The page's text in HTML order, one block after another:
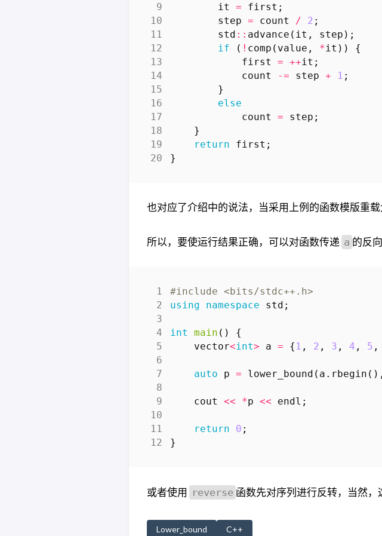
it
= first ;
step = count / 2 ;
std :: advance ( it , step );
if
( ! comp ( value , *it ))
{
first
= ++it ;
count
-= step + 1 ;
}
else
count
= step ;
}
return
first ;
}
也对应了介绍中的说法，当采用上例的函数模版重
所以，要使运行结果正确，可以对函数传递 a 的反
#include <bits/stdc++.h>
using
namespace std ;
int main ()
{
vector<int> a = { 1 , 2 , 3 , 4 , 5 ,
auto p = lower_bound ( a . rbegin (),
cout << *p << endl ;
return 0 ;
}
或者使用 reverse 函数先对序列进行反转，当然，
Lower_bound
C++